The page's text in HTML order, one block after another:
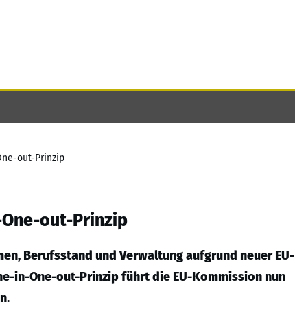
out-Prinzip
One-out-Prinzip
Berufsstand und Verwaltung aufgrund neuer EU-
in-One-out-Prinzip führt die EU-Kommission nun